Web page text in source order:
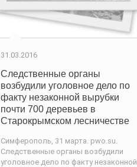
31.03.2016
Следственные органы
возбудили уголовное дело по
факту незаконной вырубки
почти 700 деревьев в
Старокрымском лесничестве
Симферополь, 31 марта. pwo.su.
Следственные органы возбудили
уголовное дело по факту незаконной